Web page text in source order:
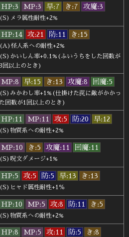
HP:3 MP:3 早:7 き:7 攻魔:3
(S)メラ属性耐性+2%
HP:14 攻:21 防:11 き:15
(A)怪人系への耐性+2%
(S)かいしん率+0.1%(ふいうちをした回数が
3回以上のとき)
MP:8 早:15 き:13 攻魔:8 回魔:5
(S)みかわし率+1%(仕掛けた罠に敵がかかっ
た回数が1回以上のとき)
HP:11 MP:11 攻:5 防:20 早:12
(S)物質系への耐性+2%
MP:10 き:5 攻魔:11 回魔:11
(S)呪文ダメージ+1%
HP:5 攻:5 防:5 早:13 き:13
(S)ヒャド属性耐性+1％
HP:10 MP:5 攻:8 防:11 き:5
(S)物質系への耐性+2%
HP:8 MP:5 攻:11 防:5 き:8